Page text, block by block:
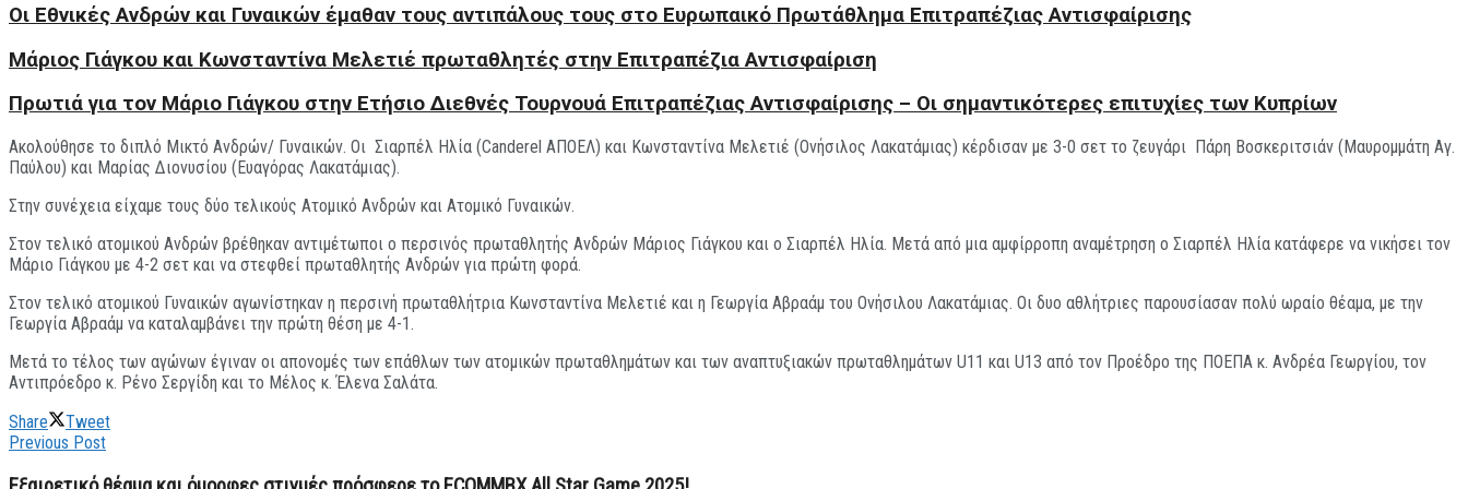
Οι Εθνικές Ανδρών και Γυναικών έμαθαν τους αντιπάλους τους στο Ευρωπαικό Πρωτάθλημα Επιτραπέζιας Αντισφαίρισης
Mάριος Γιάγκου και Κωνσταντίνα Μελετιέ πρωταθλητές στην Επιτραπέζια Αντισφαίριση
Πρωτιά για τον Μάριο Γιάγκου στην Ετήσιο Διεθνές Τουρνουά Επιτραπέζιας Αντισφαίρισης – Οι σημαντικότερες επιτυχίες των Κυπρίων
Ακολούθησε το διπλό Μικτό Ανδρών/ Γυναικών. Οι Σιαρπέλ Ηλία (Canderel ΑΠΟΕΛ) και Κωνσταντίνα Μελετιέ (Ονήσιλος Λακατάμιας) κέρδισαν με 3-0 σετ το ζευγάρι Πάρη Βοσκεριτσιάν (Μαυρομμάτη Αγ.
Παύλου) και Μαρίας Διονυσίου (Ευαγόρας Λακατάμιας).
Στην συνέχεια είχαμε τους δύο τελικούς Ατομικό Ανδρών και Ατομικό Γυναικών.
Στον τελικό ατομικού Ανδρών βρέθηκαν αντιμέτωποι ο περσινός πρωταθλητής Ανδρών Μάριος Γιάγκου και ο Σιαρπέλ Ηλία. Μετά από μια αμφίρροπη αναμέτρηση ο Σιαρπέλ Ηλία κατάφερε να νικήσει τον
Μάριο Γιάγκου με 4-2 σετ και να στεφθεί πρωταθλητής Ανδρών για πρώτη φορά.
Στον τελικό ατομικού Γυναικών αγωνίστηκαν η περσινή πρωταθλήτρια Κωνσταντίνα Μελετιέ και η Γεωργία Αβραάμ του Ονήσιλου Λακατάμιας. Οι δυο αθλήτριες παρουσίασαν πολύ ωραίο θέαμα, με την
Γεωργία Αβραάμ να καταλαμβάνει την πρώτη θέση με 4-1.
Μετά το τέλος των αγώνων έγιναν οι απονομές των επάθλων των ατομικών πρωταθλημάτων και των αναπτυξιακών πρωταθλημάτων U11 και U13 από τον Προέδρο της ΠΟΕΠΑ κ. Ανδρέα Γεωργίου, τον
Αντιπρόεδρο κ. Ρένο Σεργίδη και το Μέλος κ. Έλενα Σαλάτα.
Share
Tweet
Previous Post